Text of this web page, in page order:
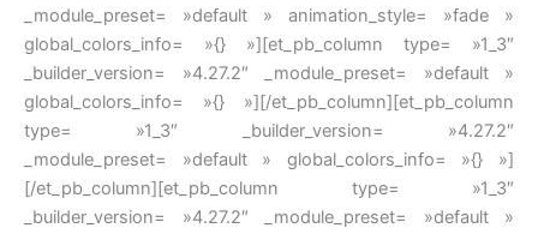
_module_preset= »default » animation_style= »fade »
global_colors_info= »{} »][et_pb_column type= »1_3″
_builder_version= »4.27.2″ _module_preset= »default »
global_colors_info= »{} »][/et_pb_column][et_pb_column
type= »1_3″ _builder_version= »4.27.2″
_module_preset= »default » global_colors_info= »{} »]
[/et_pb_column][et_pb_column type= »1_3″
_builder_version= »4.27.2″ _module_preset= »default »